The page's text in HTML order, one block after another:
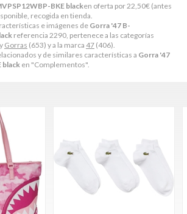
BKE blacken oferta por 22,50€ (antes
recogida en tienda.
e imágenes de Gorra '47 B-
referencia 2290, pertenece a las categorías
Gorras (653) y a la marca 47 (406).
y de similares características a Gorra '47
black en "Complementos".